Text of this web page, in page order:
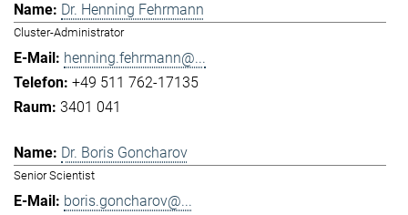
Dr. Henning Fehrmann
Cluster-Administrator
henning.fehrmann@...
+49 511 762-17135
3401 041
Dr. Boris Goncharov
Senior Scientist
boris.goncharov@...